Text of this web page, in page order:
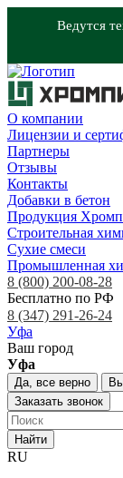
Ведутся
О компании
Лицензии и
Партнеры
Отзывы
Контакты
Добавки в бетон
Продукция
Строительная
Сухие смеси
Промышленная
8 (800) 200-08-28
Бесплатно по РФ
8 (347) 291-26-24
Уфа
Ваш город
Уфа
Да, все верно
Заказать звонок
Найти
RU